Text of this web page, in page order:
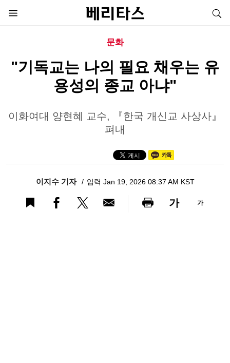
문화
"기독교는 나의 필요 채우는 유
용성의 종교 아냐"
이화여대 양현혜 교수, 『한국 개신교 사상사』
펴내
이지수 기자 입력 Jan 19, 2026 08:37 AM KST
가 가